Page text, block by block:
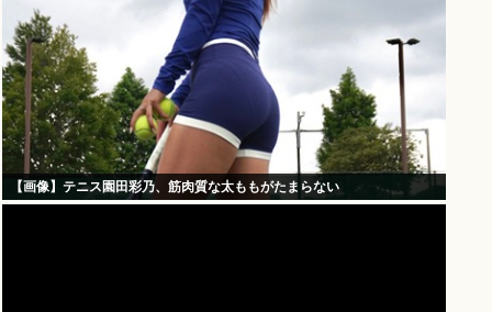
【画像】テニス園田彩乃、筋肉質な太ももがたまらない